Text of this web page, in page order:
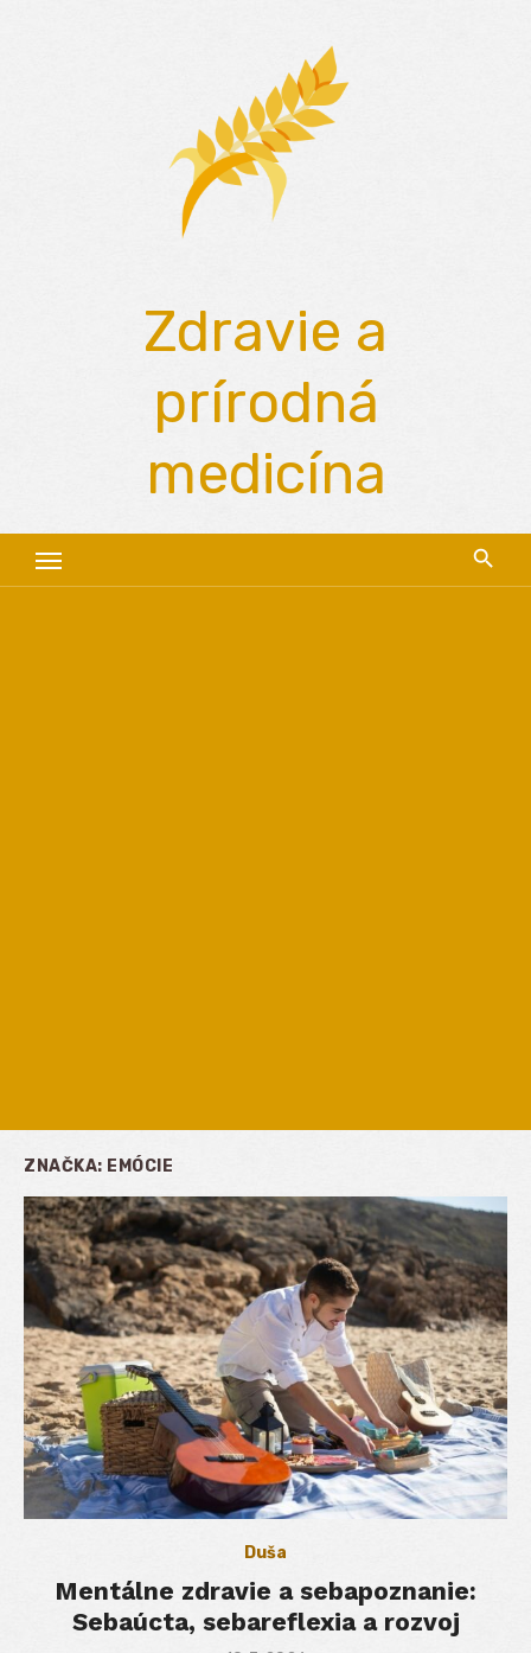
Zdravie a
prírodná
medicína
ZNAČKA: EMÓCIE
Duša
Mentálne zdravie a sebapoznanie:
Sebaúcta, sebareflexia a rozvoj